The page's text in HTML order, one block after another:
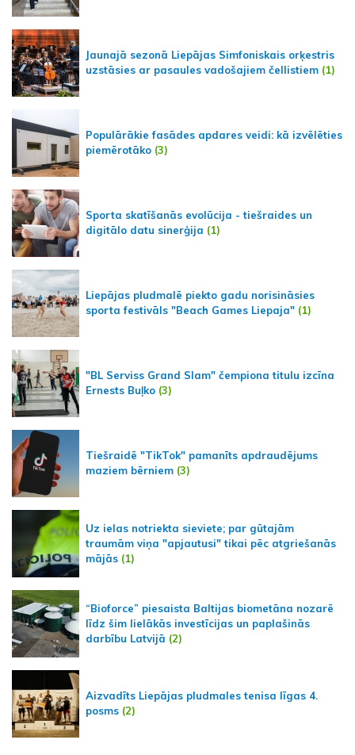
Jaunajā sezonā Liepājas Simfoniskais orķestris
uzstāsies ar pasaules vadošajiem čellistiem (1)
Populārākie fasādes apdares veidi: kā izvēlēties
piemērotāko (3)
Sporta skatīšanās evolūcija - tiešraides un
digitālo datu sinerģija (1)
Liepājas pludmalē piekto gadu norisināsies
sporta festivāls "Beach Games Liepaja" (1)
"BL Serviss Grand Slam" čempiona titulu izcīna
Ernests Buļko (3)
Tiešraidē "TikTok" pamanīts apdraudējums
maziem bērniem (3)
Uz ielas notriekta sieviete; par gūtajām
traumām viņa "apjautusi" tikai pēc atgriešanās
mājās (1)
“Bioforce” piesaista Baltijas biometāna nozarē
līdz šim lielākās investīcijas un paplašinās
darbību Latvijā (2)
Aizvadīts Liepājas pludmales tenisa līgas 4.
posms (2)